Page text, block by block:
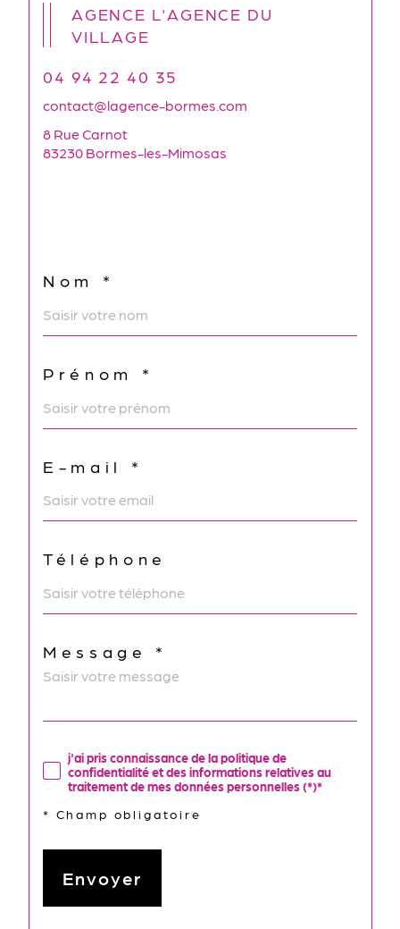
AGENCE L'AGENCE DU
VILLAGE
04 94 22 40 35
contact@lagence-bormes.com
8 Rue Carnot
83230 Bormes-les-Mimosas
Nom *
Prénom *
E-mail *
Téléphone
Message *
j'ai pris connaissance de la politique de
confidentialité et des informations relatives au
traitement de mes données personnelles (*)*
* Champ obligatoire
Envoyer